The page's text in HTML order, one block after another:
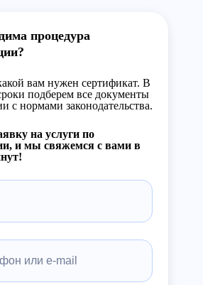
процедура
вам нужен сертификат. В
подберем все документы
с нормами законодательства.
на услуги по
и мы свяжемся с вами в